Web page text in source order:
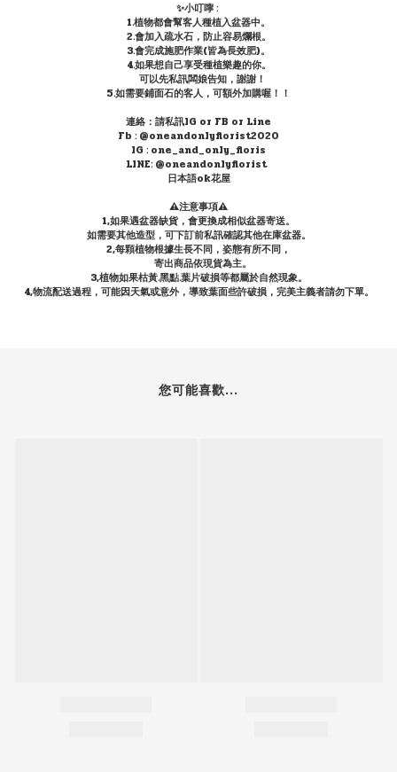
✨小叮嚀 :
1.植物都會幫客人種植入盆器中。
2.會加入疏水石，防止容易爛根。
3.會完成施肥作業(皆為長效肥)。
4.如果想自己享受種植樂趣的你。
可以先私訊闆娘告知，謝謝！
5.如需要鋪面石的客人，可額外加購喔！！
連絡：請私訊IG or FB or Line
Fb : @oneandonlyflorist2020
IG : one_and_only_floris
LINE: @oneandonlyflorist
日本語ok花屋
⚠️注意事項⚠️
1,如果遇盆器缺貨，會更換成相似盆器寄送。
如需要其他造型，可下訂前私訊確認其他在庫盆器。
2,每顆植物根據生長不同，姿態有所不同，
寄出商品依現貨為主。
3,植物如果枯黃.黑點.葉片破損等都屬於自然現象。
4,物流配送過程，可能因天氣或意外，導致葉面些許破損，完美主義者請勿下單。
您可能喜歡...